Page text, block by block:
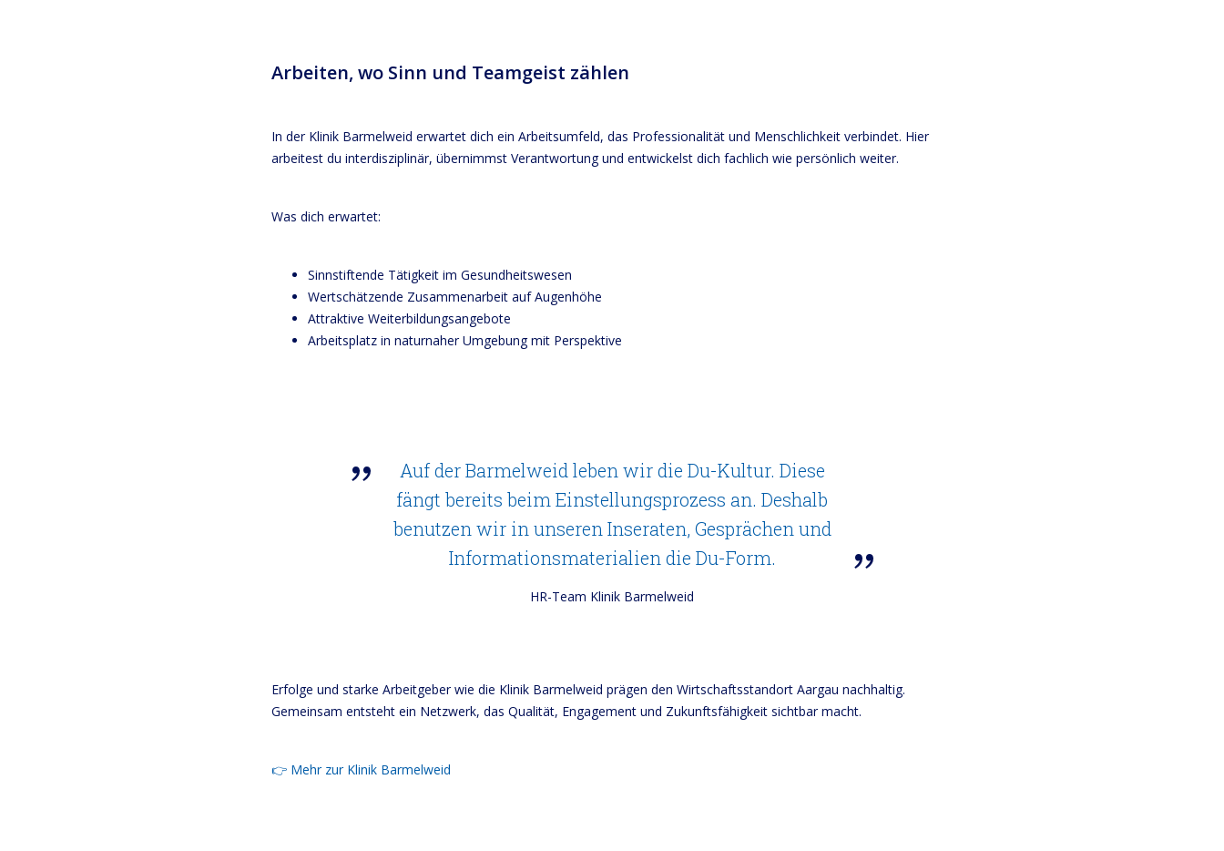
Arbeiten, wo Sinn und Teamgeist zählen
In der Klinik Barmelweid erwartet dich ein Arbeitsumfeld, das Professionalität und Menschlichkeit verbindet. Hier
arbeitest du interdisziplinär, übernimmst Verantwortung und entwickelst dich fachlich wie persönlich weiter.
Was dich erwartet:
Sinnstiftende Tätigkeit im Gesundheitswesen
Wertschätzende Zusammenarbeit auf Augenhöhe
Attraktive Weiterbildungsangebote
Arbeitsplatz in naturnaher Umgebung mit Perspektive
Auf der Barmelweid leben wir die Du-Kultur. Diese
fängt bereits beim Einstellungsprozess an. Deshalb
benutzen wir in unseren Inseraten, Gesprächen und
Informationsmaterialien die Du-Form.
HR-Team Klinik Barmelweid
Erfolge und starke Arbeitgeber wie die Klinik Barmelweid prägen den Wirtschaftsstandort Aargau nachhaltig.
Gemeinsam entsteht ein Netzwerk, das Qualität, Engagement und Zukunftsfähigkeit sichtbar macht.
👉 Mehr zur Klinik Barmelweid